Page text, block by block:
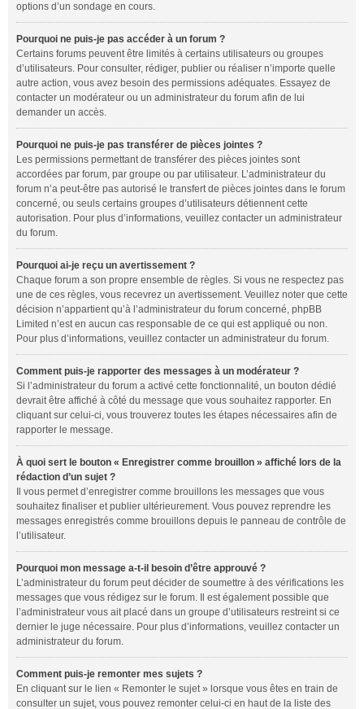
options d’un sondage en cours.
Pourquoi ne puis-je pas accéder à un forum ?
Certains forums peuvent être limités à certains utilisateurs ou groupes
d’utilisateurs. Pour consulter, rédiger, publier ou réaliser n’importe quelle
autre action, vous avez besoin des permissions adéquates. Essayez de
contacter un modérateur ou un administrateur du forum afin de lui
demander un accès.
Pourquoi ne puis-je pas transférer de pièces jointes ?
Les permissions permettant de transférer des pièces jointes sont
accordées par forum, par groupe ou par utilisateur. L’administrateur du
forum n’a peut-être pas autorisé le transfert de pièces jointes dans le forum
concerné, ou seuls certains groupes d’utilisateurs détiennent cette
autorisation. Pour plus d’informations, veuillez contacter un administrateur
du forum.
Pourquoi ai-je reçu un avertissement ?
Chaque forum a son propre ensemble de règles. Si vous ne respectez pas
une de ces règles, vous recevrez un avertissement. Veuillez noter que cette
décision n’appartient qu’à l’administrateur du forum concerné, phpBB
Limited n’est en aucun cas responsable de ce qui est appliqué ou non.
Pour plus d’informations, veuillez contacter un administrateur du forum.
Comment puis-je rapporter des messages à un modérateur ?
Si l’administrateur du forum a activé cette fonctionnalité, un bouton dédié
devrait être affiché à côté du message que vous souhaitez rapporter. En
cliquant sur celui-ci, vous trouverez toutes les étapes nécessaires afin de
rapporter le message.
À quoi sert le bouton « Enregistrer comme brouillon » affiché lors de la
rédaction d’un sujet ?
Il vous permet d’enregistrer comme brouillons les messages que vous
souhaitez finaliser et publier ultérieurement. Vous pouvez reprendre les
messages enregistrés comme brouillons depuis le panneau de contrôle de
l’utilisateur.
Pourquoi mon message a-t-il besoin d’être approuvé ?
L’administrateur du forum peut décider de soumettre à des vérifications les
messages que vous rédigez sur le forum. Il est également possible que
l’administrateur vous ait placé dans un groupe d’utilisateurs restreint si ce
dernier le juge nécessaire. Pour plus d’informations, veuillez contacter un
administrateur du forum.
Comment puis-je remonter mes sujets ?
En cliquant sur le lien « Remonter le sujet » lorsque vous êtes en train de
consulter un sujet, vous pouvez remonter celui-ci en haut de la liste des